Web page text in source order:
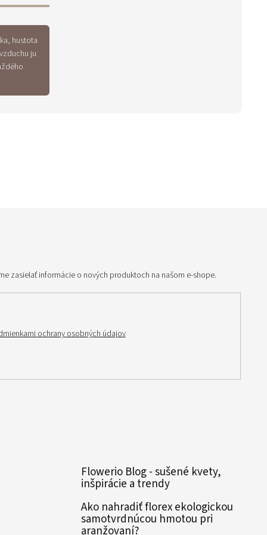
hustota
ju
zasielať informácie o nových produktoch na našom e-shope.
ochrany osobných údajov
Flowerio Blog - sušené kvety,
inšpirácie a trendy
Ako nahradiť florex ekologickou
samotvrdnúcou hmotou pri
aranžovaní?